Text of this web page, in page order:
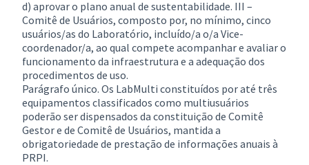
d) aprovar o plano anual de sustentabilidade. III –
Comitê de Usuários, composto por, no mínimo, cinco
usuários/as do Laboratório, incluído/a o/a Vice-
coordenador/a, ao qual compete acompanhar e avaliar o
funcionamento da infraestrutura e a adequação dos
procedimentos de uso.
Parágrafo único. Os LabMulti constituídos por até três
equipamentos classificados como multiusuários
poderão ser dispensados da constituição de Comitê
Gestor e de Comitê de Usuários, mantida a
obrigatoriedade de prestação de informações anuais à
PRPI.